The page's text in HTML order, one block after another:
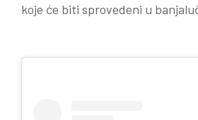
koje će biti sprovedeni u